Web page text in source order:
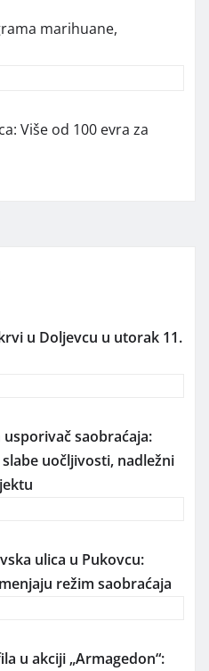
marihuane,
Više od 100 evra za
u Doljevcu u utorak 11.
saobraćaja:
uočljivosti, nadležni
ulica u Pukovcu:
režim saobraćaja
u akciji „Armagedon“: